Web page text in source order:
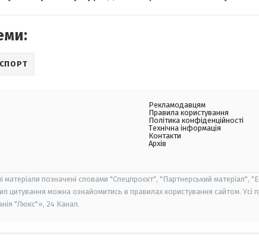
СПОРТ
Рекламодавцям
Правила користування
Політика конфіденційності
Технічна інформація
Контакти
Архів
матеріали позначені словами "Спецпроєкт", "Партнерський матеріал",
цитування можна ознайомитись в правилах користування сайтом. Усі
"Люкс"», 24 Канал.